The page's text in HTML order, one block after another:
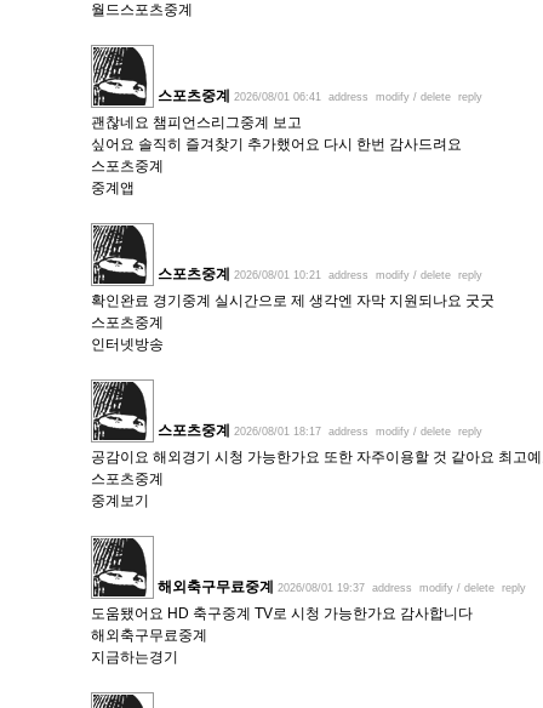
월드스포츠중계
스포츠중계 2026/08/01 06:41 address modify / delete reply
괜찮네요 챔피언스리그중계 보고
싶어요 솔직히 즐겨찾기 추가했어요 다시 한번 감사드려요
스포츠중계
중계앱
스포츠중계 2026/08/01 10:21 address modify / delete reply
확인완료 경기중계 실시간으로 제 생각엔 자막 지원되나요 굿굿
스포츠중계
인터넷방송
스포츠중계 2026/08/01 18:17 address modify / delete reply
공감이요 해외경기 시청 가능한가요 또한 자주이용할 것 같아요 최고
스포츠중계
중계보기
해외축구무료중계 2026/08/01 19:37 address modify / delete reply
도움됐어요 HD 축구중계 TV로 시청 가능한가요 감사합니다
해외축구무료중계
지금하는경기